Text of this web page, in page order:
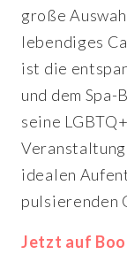
große
lebendiges
ist die
und dem
seine
idealen
pulsierenden
Jetzt auf